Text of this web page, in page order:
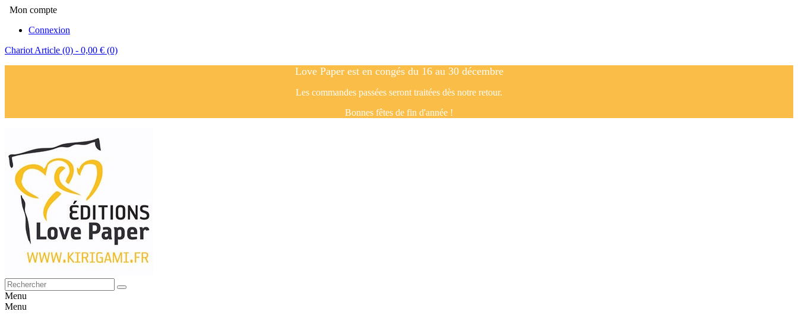
Mon compte
Connexion
Chariot Article (0) - 0,00 € (0)
Love Paper est en congés du 16 au 30 décembre
Les commandes passées seront traitées dès notre retour.
Bonnes fêtes de fin d'année !
Menu
Menu